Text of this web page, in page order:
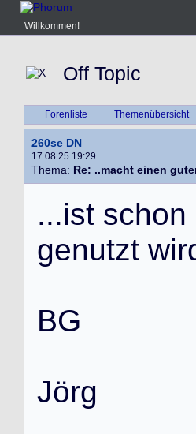
Willkommen!
Off Topic
Forenliste Themenübersicht
260se DN
17.08.25 19:29
Thema: Re: ..macht einen
...ist schon
genutzt wir
BG
Jörg